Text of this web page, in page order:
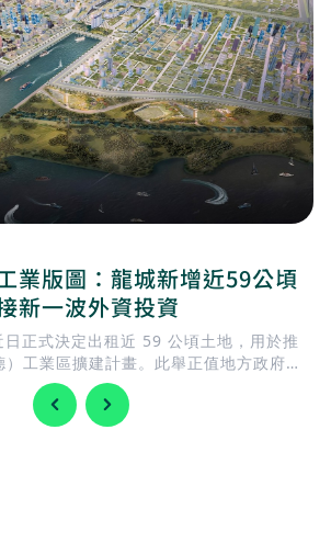
業版圖：龍城新增近59公頃
新一波外資投資
正式決定出租近 59 公頃土地，用於推
工業區擴建計畫。此舉正值地方政府加
接 隆城國際機場 即將投入營運，同時持續
足國內外企業日益增加的投資需求。